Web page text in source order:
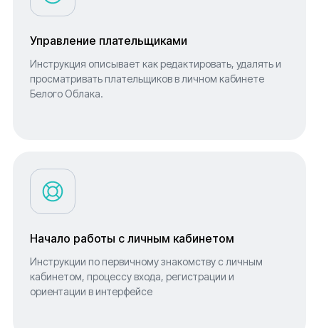
Управление плательщиками
Инструкция описывает как редактировать, удалять и
просматривать плательщиков в личном кабинете
Белого Облака.
Начало работы с личным кабинетом
Инструкции по первичному знакомству с личным
кабинетом, процессу входа, регистрации и
ориентации в интерфейсе